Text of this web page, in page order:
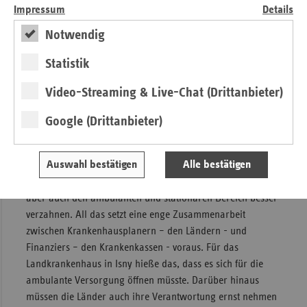
Impressum
Details
Notwendig
Statistik
Video-Streaming & Live-Chat (Drittanbieter)
Google (Drittanbieter)
Auswahl bestätigen Alle bestätigen
auch für schlechte Qualität. Die kürzlich veröffentlichte
OECD-Studie über Mengenentwicklung in Deutschlands
Thoraxchirurgie, über die der 130. Chirurgenkongress
verteilen, wo wirklich gute Behandlungsqualität erbracht
wird. Anspruch auf volle Vergütung sollte deshalb nur das
Versorgungsstrukturen stärker nach dem Bedarf
ausrichten. Das heißt Über- und Unterversorgung abbauen,
aber auch den ambulanten und stationären Bereich besser
verzahnen. All das setzt eine enge Zusammenarbeit
zwischen Krankenhausplanern – den Ländern - und
Finanziers – den Krankenkassen - voraus. Für das
Landkrankenhaus in Isny hieße das, dass es sich für die
ambulante Versorgung öffnen müsste. Darüber hinaus
müssen die Länder auch ihre Verantwortung ernst nehmen